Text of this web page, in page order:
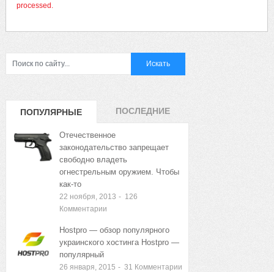
processed.
ПОПУЛЯРНЫЕ
ЗАПИСИ
ПОСЛЕДНИЕ
Отечественное
законодательство запрещает
свободно владеть
огнестрельным оружием. Чтобы
как-то
22 ноября, 2013 - 126
Комментарии
Hostpro — обзор популярного
украинского хостинга Hostpro —
популярный
26 января, 2015 - 31 Комментарии